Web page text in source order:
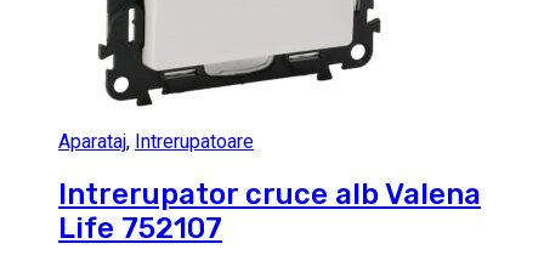
Aparataj, Intrerupatoare
Intrerupator cruce alb Valena
Life 752107